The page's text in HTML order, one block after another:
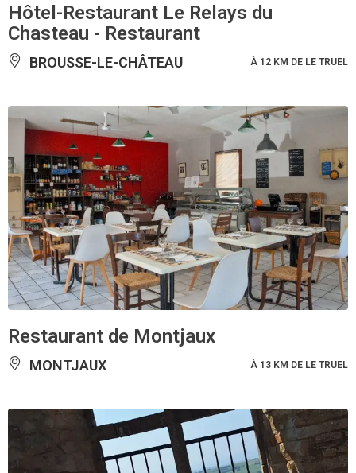
Hôtel-Restaurant Le Relays du
Chasteau - Restaurant
BROUSSE-LE-CHÂTEAU À 12 KM DE LE TRUEL
Restaurant de Montjaux
MONTJAUX À 13 KM DE LE TRUEL